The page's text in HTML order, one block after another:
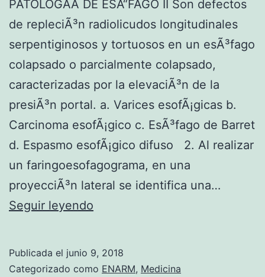
PATOLOGÃA DE ESÃ“FAGO II Son defectos
de repleciÃ³n radiolicudos longitudinales
serpentiginosos y tortuosos en un esÃ³fago
colapsado o parcialmente colapsado,
caracterizadas por la elevaciÃ³n de la
presiÃ³n portal. a. Varices esofÃ¡gicas b.
Carcinoma esofÃ¡gico c. EsÃ³fago de Barret
d. Espasmo esofÃ¡gico difuso 2. Al realizar
un faringoesofagograma, en una
proyecciÃ³n lateral se identifica una…
Seguir leyendo
O
Publicada el junio 9, 2018
Categorizado como ENARM, Medicina